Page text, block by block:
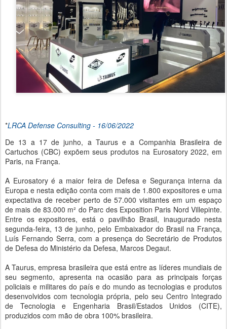
*LRCA Defense Consulting - 16/06/2022
De 13 a 17 de junho, a Taurus e a Companhia Brasileira de
Cartuchos (CBC) expõem seus produtos na Eurosatory 2022, em
Paris, na França.
A Eurosatory é a maior feira de Defesa e Segurança interna da
Europa e nesta edição conta com mais de 1.800 expositores e uma
expectativa de receber perto de 57.000 visitantes em um espaço
de mais de 83.000 m² do Parc des Exposition Paris Nord Villepinte.
Entre os expositores, está o pavilhão Brasil, inaugurado nesta
segunda-feira, 13 de junho, pelo Embaixador do Brasil na França,
Luís Fernando Serra, com a presença do Secretário de Produtos
de Defesa do Ministério da Defesa, Marcos Degaut.
A Taurus, empresa brasileira que está entre as líderes mundiais de
seu segmento, apresenta na ocasião para as principais forças
policiais e militares do país e do mundo as tecnologias e produtos
desenvolvidos com tecnologia própria, pelo seu Centro Integrado
de Tecnologia e Engenharia Brasil/Estados Unidos (CITE),
produzidos com mão de obra 100% brasileira.